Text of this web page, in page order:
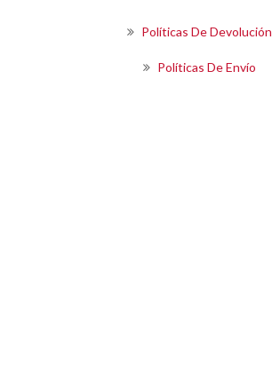
Políticas De Devolución
Políticas De Envío